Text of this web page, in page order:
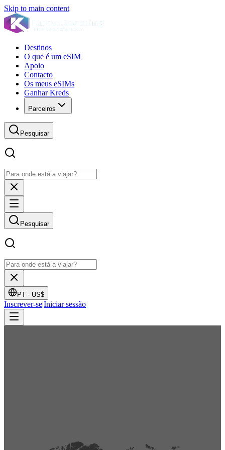
Skip to main content
Destinos
O que é um eSIM
Apoio
Contacto
Os meus eSIMs
Ganhar Kreds
Parceiros
Pesquisar
Pesquisar
PT - US$
Inscrever-se|Iniciar sessão